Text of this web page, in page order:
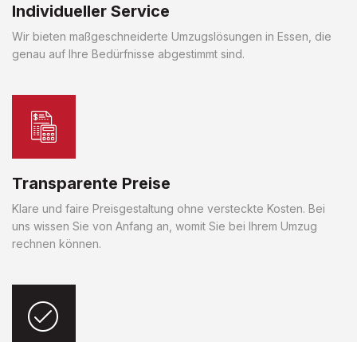
Individueller Service
Wir bieten maßgeschneiderte Umzugslösungen in Essen, die
genau auf Ihre Bedürfnisse abgestimmt sind.
Transparente Preise
Klare und faire Preisgestaltung ohne versteckte Kosten. Bei
uns wissen Sie von Anfang an, womit Sie bei Ihrem Umzug
rechnen können.